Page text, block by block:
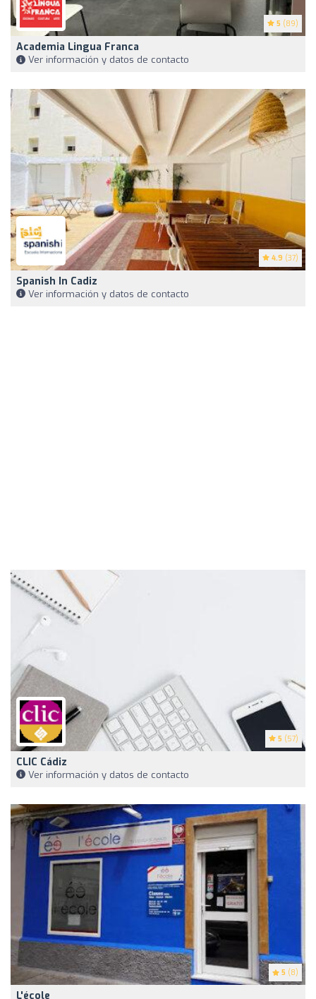
5 (89)
Academia Lingua Franca
Ver información y datos de contacto
4.9 (37)
Spanish In Cadiz
Ver información y datos de contacto
5 (57)
CLIC Cádiz
Ver información y datos de contacto
5 (8)
L'école